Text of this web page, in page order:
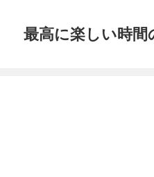
最高に楽しい時間